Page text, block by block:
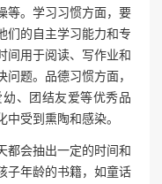
等。学习习惯方面，要
们的自主学习能力和专
间用于阅读、写作业和
题。品德习惯方面，
、团结友爱等优秀品
受到熏陶和感染。
都会抽出一定的时间和
子年龄的书籍，如童话